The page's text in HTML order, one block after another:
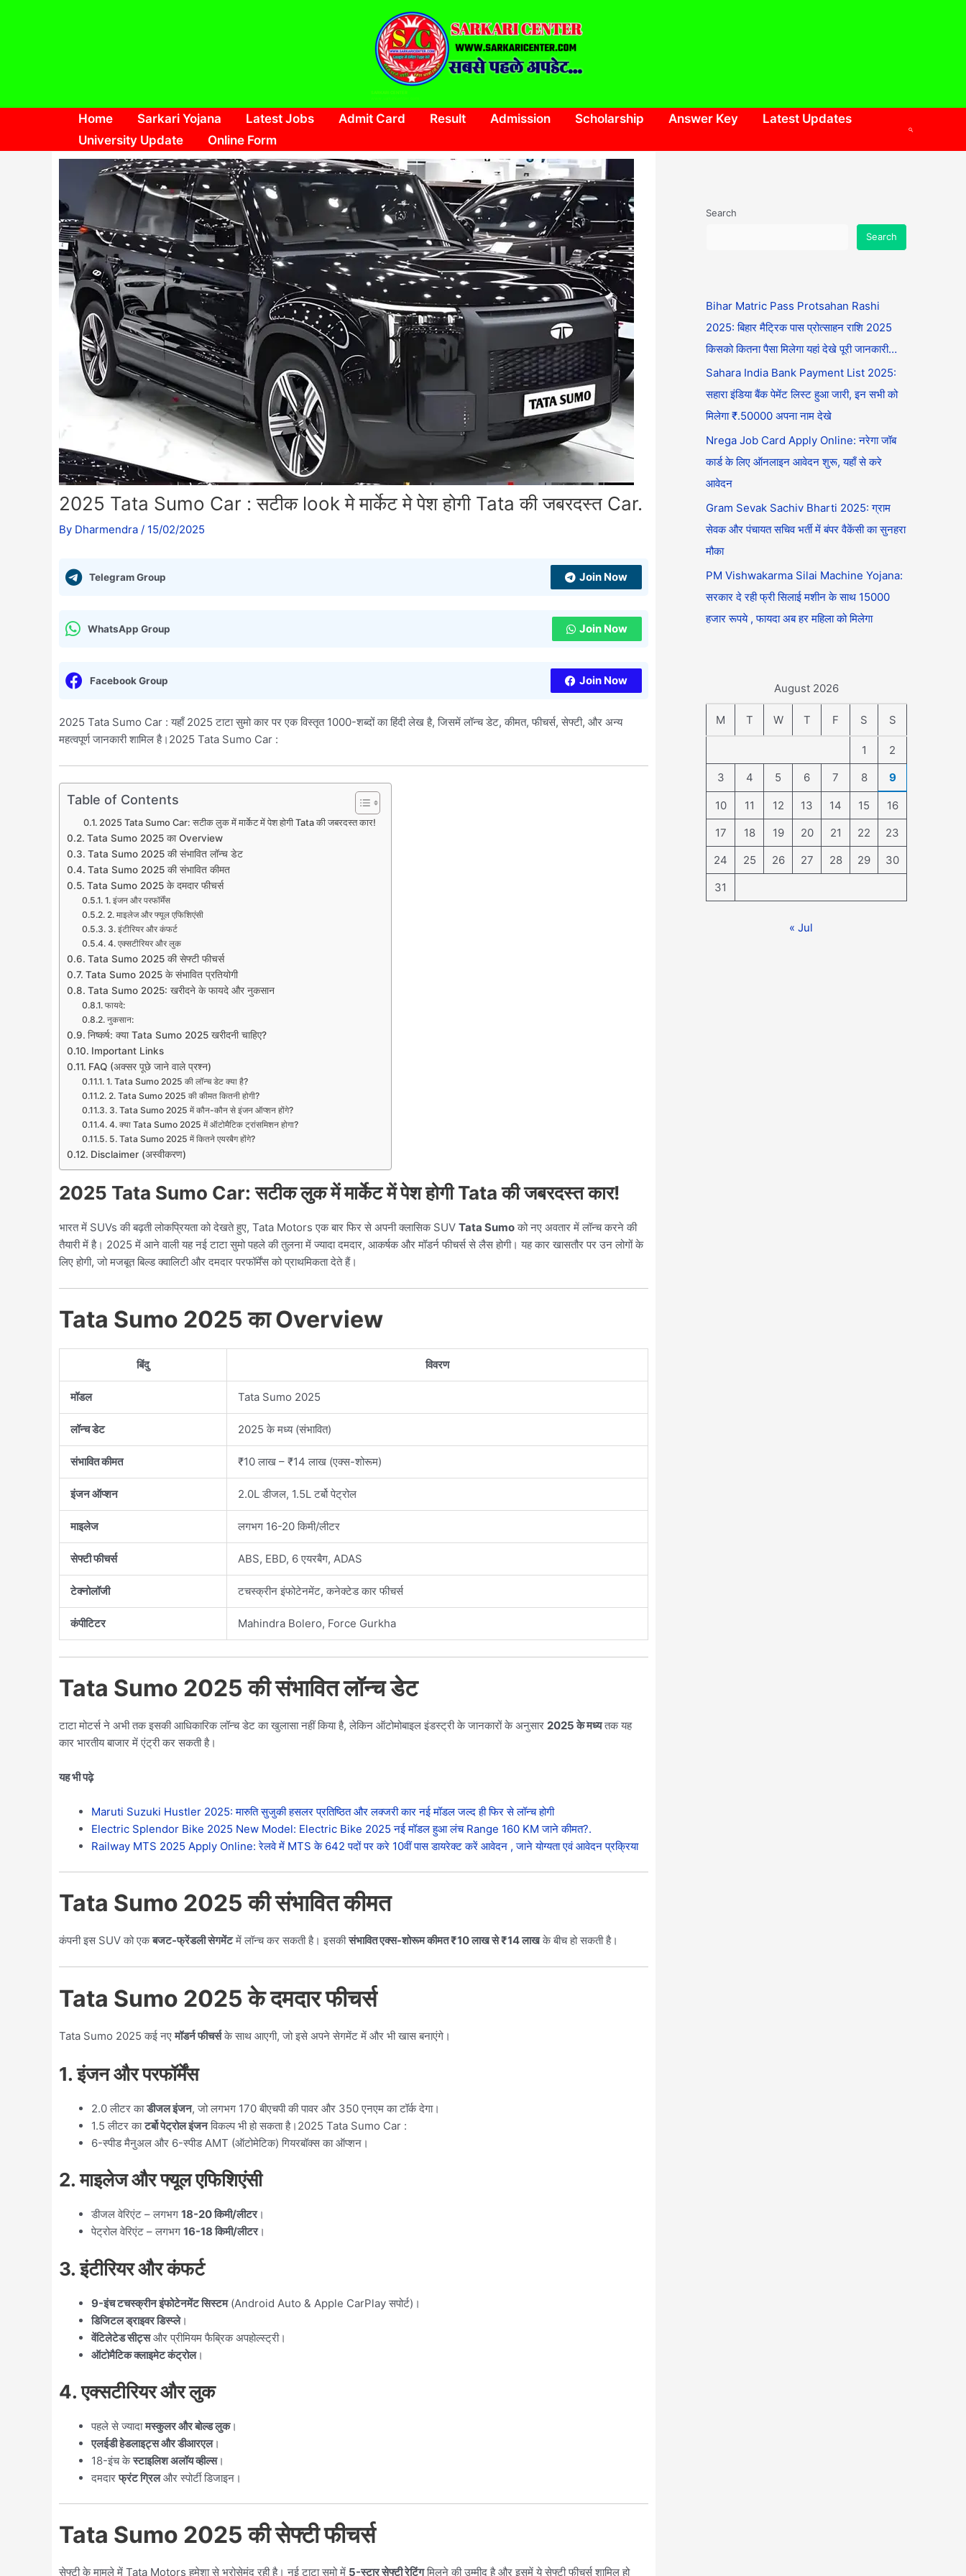
SARKARI CENTER
Home Sarkari Yojana Latest Jobs Admit Card Result Admission Scholarship Answer Key
Latest Updates
University Update
Online Form
Search
2025 Tata Sumo Car : सटीक look मे मार्केट मे पेश होगी Tata की जबरदस्त Car.
By Dharmendra / 15/02/2025
Telegram Group Join Now
WhatsApp Group Join Now
Facebook Group Join Now
2025 Tata Sumo Car : यहाँ 2025 टाटा सुमो कार पर एक विस्तृत 1000-शब्दों का हिंदी लेख है, जिसमें लॉन्च डेट, कीमत, फीचर्स, सेफ्टी, और अन्य
महत्वपूर्ण जानकारी शामिल है।2025 Tata Sumo Car :
Table of Contents
2025 Tata Sumo Car: सटीक लुक में मार्केट में पेश होगी Tata की जबरदस्त कार!
Tata Sumo 2025 का Overview
Tata Sumo 2025 की संभावित लॉन्च डेट
Tata Sumo 2025 की संभावित कीमत
Tata Sumo 2025 के दमदार फीचर्स
1. इंजन और परफॉर्मेंस
2. माइलेज और फ्यूल एफिशिएंसी
3. इंटीरियर और कंफर्ट
4. एक्सटीरियर और लुक
Tata Sumo 2025 की सेफ्टी फीचर्स
Tata Sumo 2025 के संभावित प्रतियोगी
Tata Sumo 2025: खरीदने के फायदे और नुकसान
फायदे:
नुकसान:
निष्कर्ष: क्या Tata Sumo 2025 खरीदनी चाहिए?
Important Links
FAQ (अक्सर पूछे जाने वाले प्रश्न)
1. Tata Sumo 2025 की लॉन्च डेट क्या है?
2. Tata Sumo 2025 की कीमत कितनी होगी?
3. Tata Sumo 2025 में कौन-कौन से इंजन ऑप्शन होंगे?
4. क्या Tata Sumo 2025 में ऑटोमैटिक ट्रांसमिशन होगा?
5. Tata Sumo 2025 में कितने एयरबैग होंगे?
Disclaimer (अस्वीकरण)
2025 Tata Sumo Car: सटीक लुक में मार्केट में पेश होगी Tata की जबरदस्त कार!
भारत में SUVs की बढ़ती लोकप्रियता को देखते हुए, Tata Motors एक बार फिर से अपनी क्लासिक SUV Tata Sumoको नए अवतार में लॉन्च करने की
तैयारी में है। 2025 में आने वाली यह नई टाटा सुमो पहले की तुलना में ज्यादा दमदार, आकर्षक और मॉडर्न फीचर्स से लैस होगी। यह कार खासतौर पर उन लोगों के
लिए होगी, जो मजबूत बिल्ड क्वालिटी और दमदार परफॉर्मेंस को प्राथमिकता देते हैं।
Tata Sumo 2025 का Overview
बिंदु विवरण
मॉडल Tata Sumo 2025
लॉन्च डेट 2025 के मध्य (संभावित)
संभावित कीमत ₹10 लाख – ₹14 लाख (एक्स-शोरूम)
इंजन ऑप्शन 2.0L डीजल, 1.5L टर्बो पेट्रोल
माइलेज लगभग 16-20 किमी/लीटर
सेफ्टी फीचर्स ABS, EBD, 6 एयरबैग, ADAS
टेक्नोलॉजी टचस्क्रीन इंफोटेनमेंट, कनेक्टेड कार फीचर्स
कंपीटिटर Mahindra Bolero, Force Gurkha
Tata Sumo 2025 की संभावित लॉन्च डेट
टाटा मोटर्स ने अभी तक इसकी आधिकारिक लॉन्च डेट का खुलासा नहीं किया है, लेकिन ऑटोमोबाइल इंडस्ट्री के जानकारों के अनुसार 2025 के मध्यतक यह
कार भारतीय बाजार में एंट्री कर सकती है।
यह भी पढ़े
Maruti Suzuki Hustler 2025: मारुति सुजुकी हसलर प्रतिष्ठित और लक्जरी कार नई मॉडल जल्द ही फिर से लॉन्च होगी
Electric Splendor Bike 2025 New Model: Electric Bike 2025 नई मॉडल हुआ लंच Range 160 KM जाने कीमत?.
Railway MTS 2025 Apply Online: रेलवे में MTS के 642 पदों पर करे 10वीं पास डायरेक्ट करें आवेदन , जाने योग्यता एवं आवेदन प्रक्रिया
Tata Sumo 2025 की संभावित कीमत
कंपनी इस SUV को एकबजट-फ्रेंडली सेगमेंटमें लॉन्च कर सकती है। इसकीसंभावित एक्स-शोरूम कीमत ₹10 लाख से ₹14 लाखके बीच हो सकती है।
Tata Sumo 2025 के दमदार फीचर्स
Tata Sumo 2025 कई नएमॉडर्न फीचर्सके साथ आएगी, जो इसे अपने सेगमेंट में और भी खास बनाएंगे।
1. इंजन और परफॉर्मेंस
2.0 लीटर काडीजल इंजन, जो लगभग 170 बीएचपी की पावर और 350 एनएम का टॉर्क देगा।
1.5 लीटर काटर्बो पेट्रोल इंजनविकल्प भी हो सकता है।2025 Tata Sumo Car :
6-स्पीड मैनुअल और 6-स्पीड AMT (ऑटोमेटिक) गियरबॉक्स का ऑप्शन।
2. माइलेज और फ्यूल एफिशिएंसी
डीजल वेरिएंट – लगभग 18-20 किमी/लीटर।
पेट्रोल वेरिएंट – लगभग 16-18 किमी/लीटर।
3. इंटीरियर और कंफर्ट
9-इंच टचस्क्रीन इंफोटेनमेंट सिस्टम(Android Auto & Apple CarPlay सपोर्ट)।
डिजिटल ड्राइवर डिस्प्ले।
वेंटिलेटेड सीट्सऔर प्रीमियम फैब्रिक अपहोल्स्ट्री।
ऑटोमैटिक क्लाइमेट कंट्रोल।
4. एक्सटीरियर और लुक
पहले से ज्यादामस्कुलर और बोल्ड लुक।
एलईडी हेडलाइट्स और डीआरएल।
18-इंच केस्टाइलिश अलॉय व्हील्स।
दमदारफ्रंट ग्रिलऔर स्पोर्टी डिजाइन।
Tata Sumo 2025 की सेफ्टी फीचर्स
सेफ्टी के मामले में Tata Motors हमेशा से भरोसेमंद रही है। नई टाटा सुमो में 5-स्टार सेफ्टी रेटिंगमिलने की उम्मीद है और इसमें ये सेफ्टी फीचर्स शामिल हो
Search
Search
Bihar Matric Pass Protsahan Rashi
2025: बिहार मैट्रिक पास प्रोत्साहन राशि 2025
किसको कितना पैसा मिलेगा यहां देखे पूरी जानकारी…
Sahara India Bank Payment List 2025:
सहारा इंडिया बैंक पेमेंट लिस्ट हुआ जारी, इन सभी को
मिलेगा ₹.50000 अपना नाम देखे
Nrega Job Card Apply Online: नरेगा जॉब
कार्ड के लिए ऑनलाइन आवेदन शुरू, यहाँ से करे
आवेदन
Gram Sevak Sachiv Bharti 2025: ग्राम
सेवक और पंचायत सचिव भर्ती में बंपर वैकेंसी का सुनहरा
मौका
PM Vishwakarma Silai Machine Yojana:
सरकार दे रही फ्री सिलाई मशीन के साथ 15000
हजार रूपये , फायदा अब हर महिला को मिलेगा
August 2026
M T W T F S S
1
2
3
4 5 6 7 8 9
10 11 12 13 14 15
16
17
18 19 20 21 22
23
24
25 26 27 28 29
30
31
« Jul